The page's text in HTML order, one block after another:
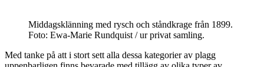
Middagsklänning med rysch och ståndkrage från 1899.
Foto: Ewa-Marie Rundquist / ur privat samling.
Med tanke på att i stort sett alla dessa kategorier av plagg